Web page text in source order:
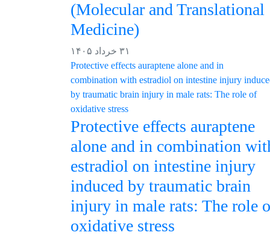
(Molecular and Translational
Medicine)
۳۱ خرداد ۱۴۰۵
Protective effects auraptene
alone and in combination
estradiol on intestine injury
induced by traumatic brain
injury in male rats: The role
oxidative stress